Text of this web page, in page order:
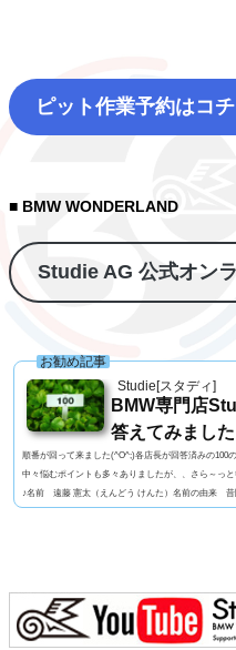
ピット作業予約はコ
■ BMW WONDERLAND
Studie AG 公式オン
Studie[スタディ]
お勧め記事
BMW専門店
答えてみました
順番が回って来ました(^O^;)各店長が回答済みの100
中々悩むポイントも多々ありましたが、、さら～っ
♪名前 遠藤 憲太（えんどう けんた）名前の由来 昔